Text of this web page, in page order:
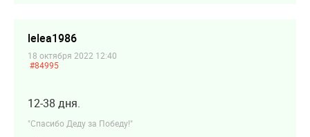
lelea1986
18 октября 2022 12:40
#84995
12-38 дня.
"Спасибо Деду за Победу!"